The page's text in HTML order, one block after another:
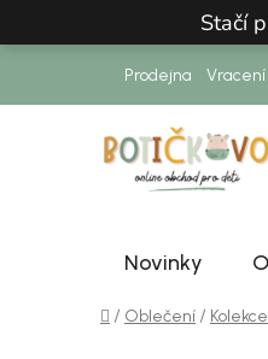
Stačí
Prodejna
Novinky
Domů
/ Oblečení / Kolekce